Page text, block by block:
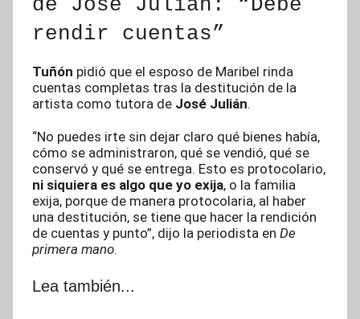
rendir cuentas”
Tuñón pidió que el esposo de Maribel rinda
cuentas completas tras la destitución de la
artista como tutora de José Julián.
“No puedes irte sin dejar claro qué bienes había,
cómo se administraron, qué se vendió, qué se
conservó y qué se entrega. Esto es protocolario,
ni siquiera es algo que yo exija, o la familia
exija, porque de manera protocolaria, al haber
una destitución, se tiene que hacer la rendición
de cuentas y punto”, dijo la periodista en De
primera mano.
Lea también...